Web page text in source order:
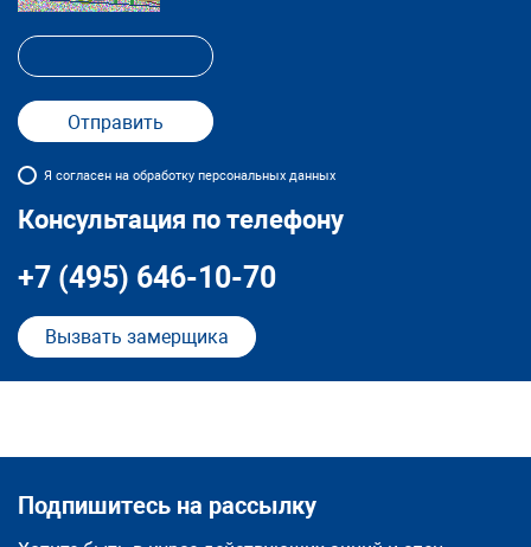
Я согласен на обработку персональных данных
Консультация по телефону
+7 (495) 646-10-70
Вызвать замерщика
Подпишитесь на рассылку